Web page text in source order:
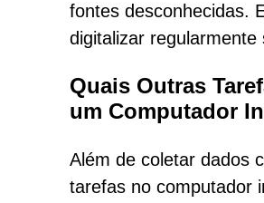
fontes desconhecidas.
digitalizar
Quais Outras
um Computador
Além de coletar dados
tarefas no computador